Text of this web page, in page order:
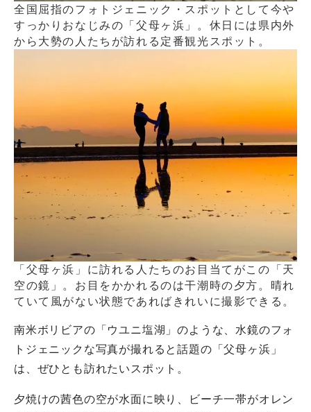
全国屈指のフォトジェニック・スポットとして今や
すっかりおなじみの「父母ヶ浜」。休日には県内外
から大勢の人たちが訪れる定番観光スポット。
「父母ヶ浜」に訪れる人たちのお目当てがこの「天
空の鏡」。お目をかかれるのは干潮時の夕方。晴れ
ていて風がない状態であればきれいに撮影できる。
南米ボリビアの「ウユニ塩湖」のような、水鏡のフォ
トジェニックな写真が撮れると話題の「父母ヶ浜」
は、ぜひとも訪れたいスポット。
夕焼けの茜色の空が水面に映り、ビーチ一帯がオレン